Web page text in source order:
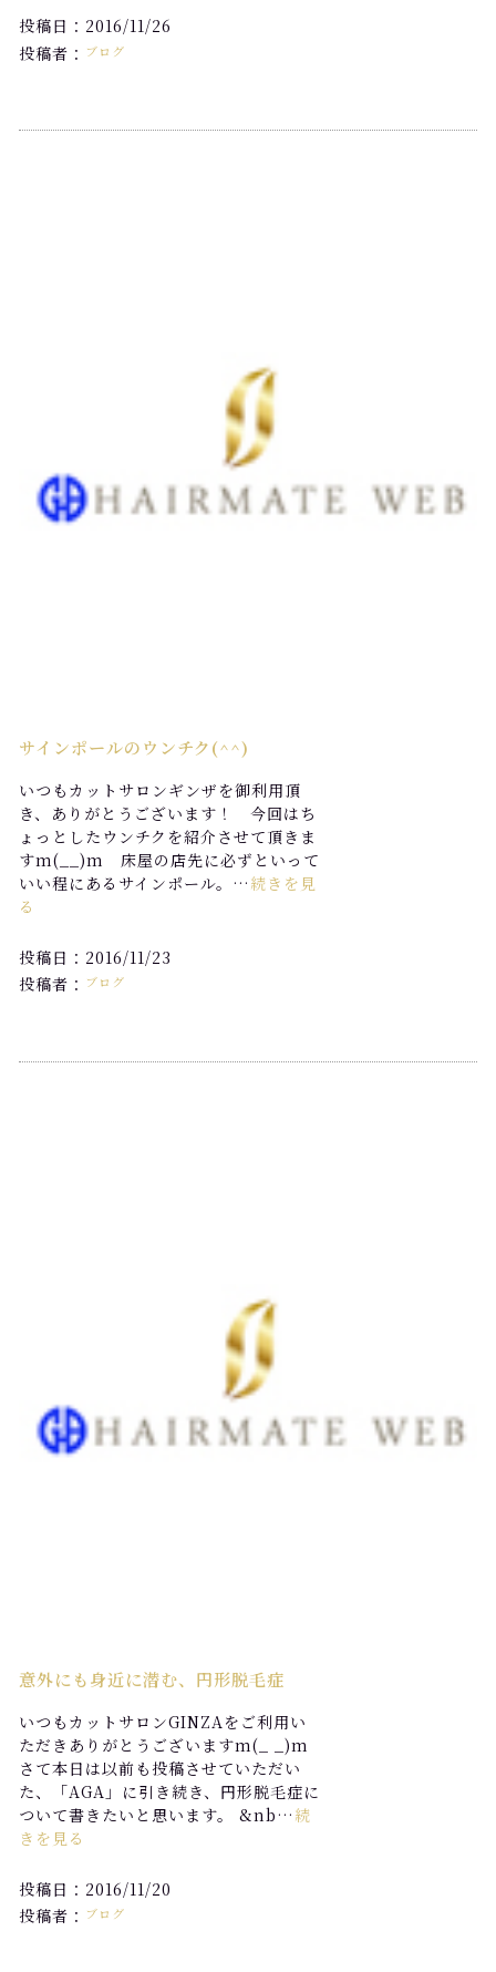
投稿日：2016/11/26
投稿者： ブログ
サインポールのウンチク(^^)
いつもカットサロンギンザを御利用頂
き、ありがとうございます！ 今回はち
ょっとしたウンチクを紹介させて頂きま
すm(__)m 床屋の店先に必ずといって
いい程にあるサインポール。… 続きを見
る
投稿日：2016/11/23
投稿者： ブログ
意外にも身近に潜む、円形脱毛症
いつもカットサロンGINZAをご利用い
ただきありがとうございますm(_ _)m
さて本日は以前も投稿させていただい
た、「AGA」に引き続き、円形脱毛症に
ついて書きたいと思います。 &nb… 続
きを見る
投稿日：2016/11/20
投稿者： ブログ